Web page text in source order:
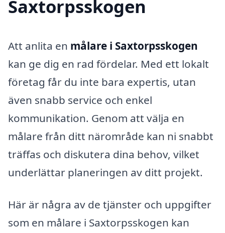
Saxtorpsskogen
Att anlita en målare i Saxtorpsskogen
kan ge dig en rad fördelar. Med ett lokalt
företag får du inte bara expertis, utan
även snabb service och enkel
kommunikation. Genom att välja en
målare från ditt närområde kan ni snabbt
träffas och diskutera dina behov, vilket
underlättar planeringen av ditt projekt.
Här är några av de tjänster och uppgifter
som en målare i Saxtorpsskogen kan